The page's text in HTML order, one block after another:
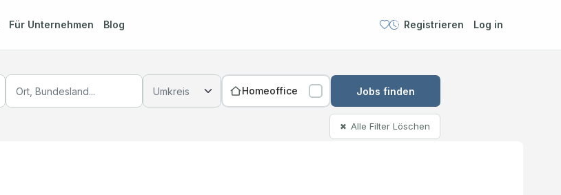
Für Unternehmen Blog Registrieren Log in
Homeoffice Jobs finden
✖ Alle Filter Löschen